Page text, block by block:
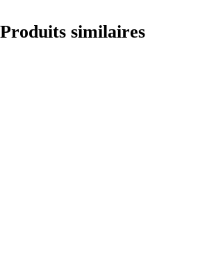
Produits similaires